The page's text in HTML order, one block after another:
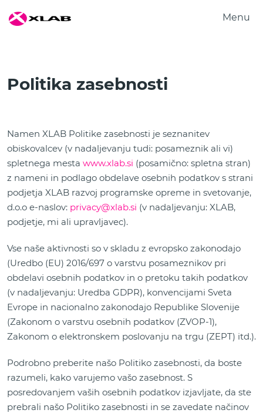
Menu
Politika zasebnosti
Namen XLAB Politike zasebnosti je seznanitev
obiskovalcev (v nadaljevanju tudi: posameznik ali vi)
spletnega mesta www.xlab.si (posamično: spletna stran)
z nameni in podlago obdelave osebnih podatkov s strani
podjetja XLAB razvoj programske opreme in svetovanje,
d.o.o e-naslov: privacy@xlab.si (v nadaljevanju: XLAB,
podjetje, mi ali upravljavec).
Vse naše aktivnosti so v skladu z evropsko zakonodajo
(Uredbo (EU) 2016/697 o varstvu posameznikov pri
obdelavi osebnih podatkov in o pretoku takih podatkov
(v nadaljevanju: Uredba GDPR), konvencijami Sveta
Evrope in nacionalno zakonodajo Republike Slovenije
(Zakonom o varstvu osebnih podatkov (ZVOP-1),
Zakonom o elektronskem poslovanju na trgu (ZEPT) itd.).
Podrobno preberite našo Politiko zasebnosti, da boste
razumeli, kako varujemo vašo zasebnost. S
posredovanjem vaših osebnih podatkov izjavljate, da ste
prebrali našo Politiko zasebnosti in se zavedate načinov